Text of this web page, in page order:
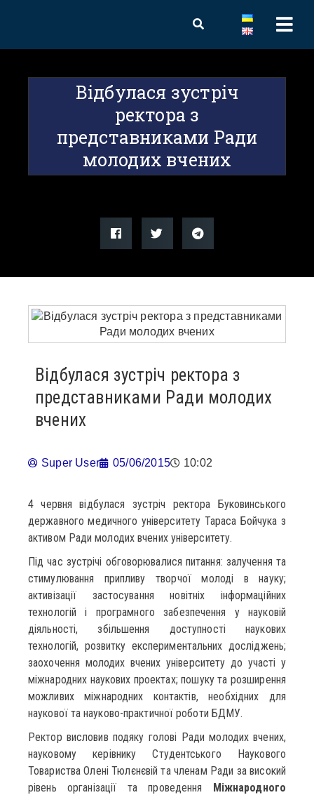
Відбулася зустріч
ректора з
представниками Ради
молодих вчених
Відбулася зустріч ректора з
представниками Ради молодих
вчених
Super User 05/06/2015 10:02
4 червня відбулася зустріч ректора Буковинського
державного медичного університету Тараса Бойчука з
активом Ради молодих вчених університету.
Під час зустрічі обговорювалися питання: залучення та
стимулювання припливу творчої молоді в науку;
активізації застосування новітніх інформаційних
технологій і програмного забезпечення у науковій
діяльності, збільшення доступності наукових
технологій, розвитку експериментальних досліджень;
заохочення молодих вчених університету до участі у
міжнародних наукових проектах; пошуку та розширення
можливих міжнародних контактів, необхідних для
наукової та науково-практичної роботи БДМУ.
Ректор висловив подяку голові Ради молодих вчених,
науковому керівнику Студентського Наукового
Товариства Олені Тюлєнєвій та членам Ради за високий
рівень організації та проведення Міжнародного